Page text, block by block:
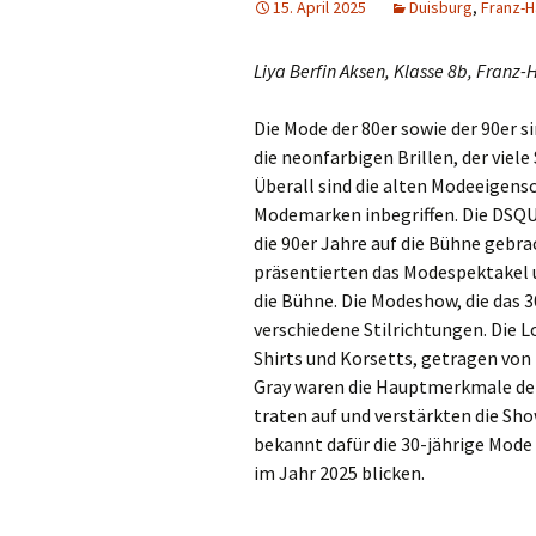
15. April 2025 Duisburg, Franz-
Liya Berfin Aksen, Klasse 8b,
Die Mode der 80er sowie der 90er
die neonfarbigen Brillen, der viele
Überall sind die alten
Modemarken inbegriffen. Die
die 90er Jahre auf die Bühne
präsentierten das Modespektakel
die Bühne. Die Modeshow, die
verschiedene Stilrichtungen. Die
Shirts und Korsetts, getragen von
Gray waren die Hauptmerkmale
traten auf und verstärkten die
bekannt dafür die 30-jährige
im Jahr 2025 blicken.